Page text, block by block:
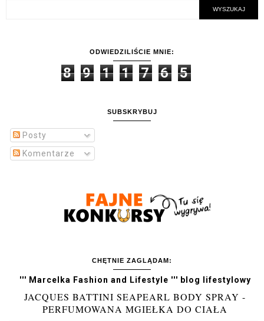
ODWIEDZILIŚCIE MNIE:
8 9 1 1 7 6 5
SUBSKRYBUJ
Posty
Komentarze
CHĘTNIE ZAGLĄDAM:
''' Marcelka Fashion and Lifestyle ''' blog lifestylowy
JACQUES BATTINI SEAPEARL BODY SPRAY -
PERFUMOWANA MGIEŁKA DO CIAŁA